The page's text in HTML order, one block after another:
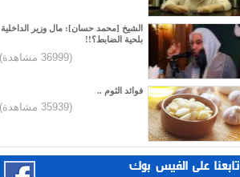
الشيخ [محمد حسان]: مال وزير الداخلية
بلحية الضابط؟!!
(36999 مشاهدة)
فوائد الثوم ..
(35939 مشاهدة)
تابعنا على الفيس بوك